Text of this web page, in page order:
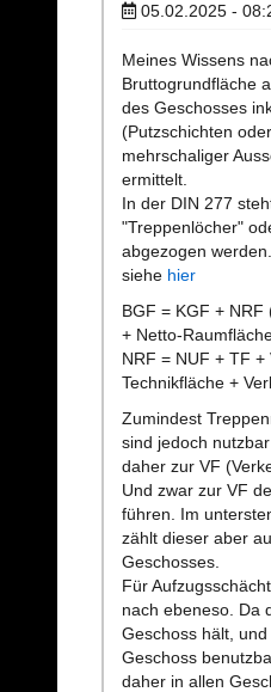
05.02.2025 -
Meines Wissens
Bruttogrundfläche
des Geschosses
(Putzschichten
mehrschaliger
ermittelt.
In der DIN 277
"Treppenlöcher"
abgezogen werden.
siehe hier
BGF = KGF +
+ Netto-
NRF = NUF + TF
Technikfläche +
Zumindest
sind jedoch
daher zur VF
Und zwar zur VF
führen. Im
zählt dieser aber
Geschosses.
Für
nach ebeneso. Da
Geschoss hält,
Geschoss
daher in allen